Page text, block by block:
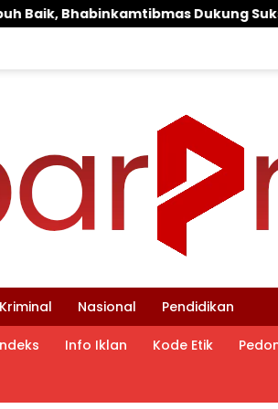
Suksesnya Ketahanan Pangan
Kriminal Nasional Pendidikan
Info Iklan Kode Etik